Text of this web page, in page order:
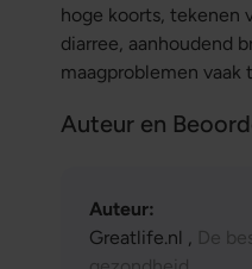
hoge koorts, tekenen
diarree, aanhoudend
maagproblemen vaak
Auteur en
Auteur:
Greatlife.nl , De